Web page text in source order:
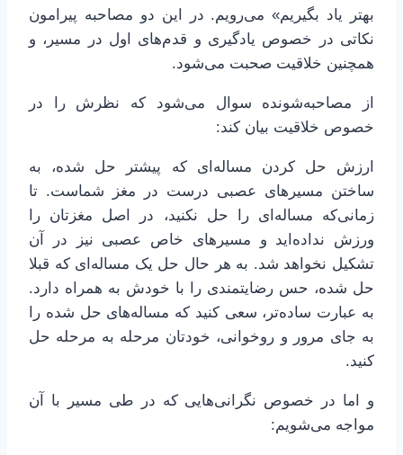
بهتر یاد بگیریم» می‌رویم. در این دو مصاحبه پیرامون
نکاتی در خصوص یادگیری و قدم‌های اول در مسیر، و
همچنین خلاقیت صحبت می‌شود.
از مصاحبه‌شونده سوال می‌شود که نظرش را در
خصوص خلاقیت بیان کند:
ارزش حل کردن مساله‌ای که پیشتر حل شده، به
ساختن مسیرهای عصبی درست در مغز شماست. تا
زمانی‌که مساله‌ای را حل نکنید، در اصل مغزتان را
ورزش نداده‌اید و مسیرهای خاص عصبی نیز در آن
تشکیل نخواهد شد. به هر حال حل یک مساله‌ای که قبلا
حل شده، حس رضایتمندی را با خودش به همراه دارد.
به عبارت ساده‌تر، سعی کنید که مساله‌های حل شده را
به جای مرور و روخوانی، خودتان مرحله به مرحله حل
کنید.
و اما در خصوص نگرانی‌هایی که در طی مسیر با آن
مواجه می‌شویم: